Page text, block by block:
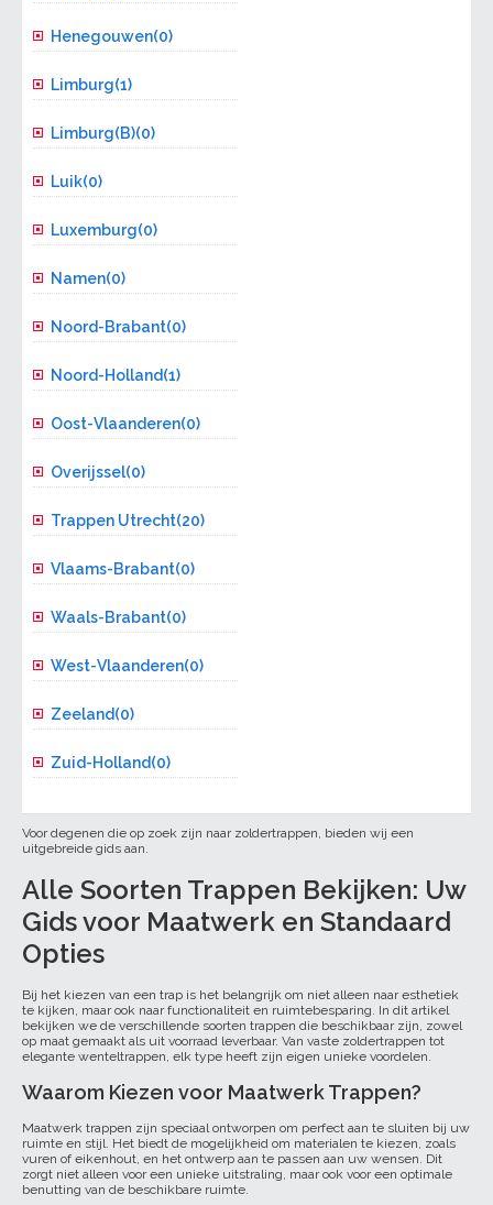
Henegouwen(0)
Limburg(1)
Limburg(B)(0)
Luik(0)
Luxemburg(0)
Namen(0)
Noord-Brabant(0)
Noord-Holland(1)
Oost-Vlaanderen(0)
Overijssel(0)
Trappen Utrecht(20)
Vlaams-Brabant(0)
Waals-Brabant(0)
West-Vlaanderen(0)
Zeeland(0)
Zuid-Holland(0)
Voor degenen die op zoek zijn naar zoldertrappen, bieden wij een
uitgebreide gids aan.
Alle Soorten Trappen Bekijken: Uw
Gids voor Maatwerk en Standaard
Opties
Bij het kiezen van een trap is het belangrijk om niet alleen naar esthetiek
te kijken, maar ook naar functionaliteit en ruimtebesparing. In dit artikel
bekijken we de verschillende soorten trappen die beschikbaar zijn, zowel
op maat gemaakt als uit voorraad leverbaar. Van vaste zoldertrappen tot
elegante wenteltrappen, elk type heeft zijn eigen unieke voordelen.
Waarom Kiezen voor Maatwerk Trappen?
Maatwerk trappen zijn speciaal ontworpen om perfect aan te sluiten bij uw
ruimte en stijl. Het biedt de mogelijkheid om materialen te kiezen, zoals
vuren of eikenhout, en het ontwerp aan te passen aan uw wensen. Dit
zorgt niet alleen voor een unieke uitstraling, maar ook voor een optimale
benutting van de beschikbare ruimte.